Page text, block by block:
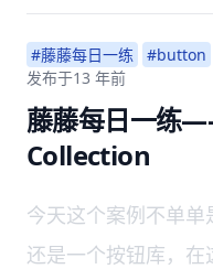
#藤藤每日一练 #button
发布于13 年前
藤藤每日一练
Collection
今天这个案例不单单
还是一个按钮库，